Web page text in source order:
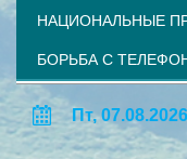
НАЦИОНАЛЬНЫЕ
БОРЬБА С
Пт,